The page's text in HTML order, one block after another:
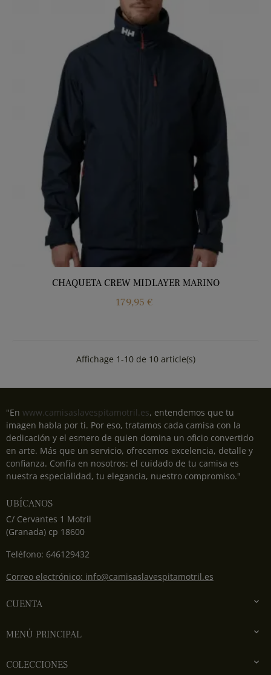
CHAQUETA CREW MIDLAYER MARINO
Precio
179,95 €
Affichage 1-10 de 10 article(s)
"En www.camisaslavespitamotril.es, entendemos que tu
imagen habla por ti. Por eso, tratamos cada camisa con la
dedicación y el esmero de quien domina un oficio convertido
en arte. Más que un servicio, ofrecemos excelencia, detalle y
confianza. Confía en nosotros: el cuidado de tu camisa es
nuestra especialidad, tu elegancia, nuestro compromiso."
UBÍCANOS
C/ Cervantes 1 Motril
(Granada) cp 18600
Teléfono: 646129432
Correo electrónico: info@camisaslavespitamotril.es
CUENTA 
MENÚ PRINCIPAL 
COLECCIONES 